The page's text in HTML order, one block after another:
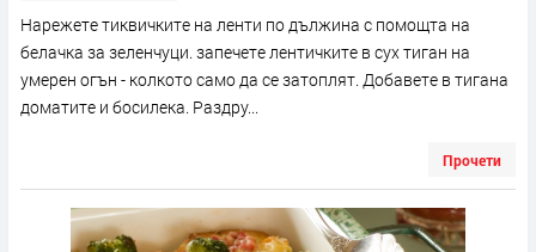
Нарежете тиквичките на ленти по дължина с помощта на
белачка за зеленчуци. запечете лентичките в сух тиган на
умерен огън - колкото само да се затоплят. Добавете в тигана
доматите и босилека. Раздру...
Прочети